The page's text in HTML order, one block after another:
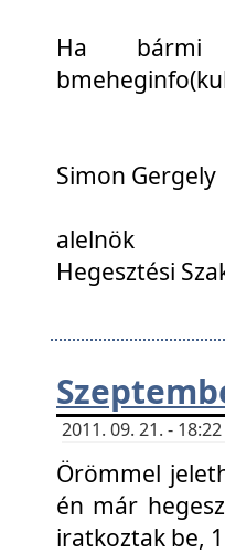
Ha
Simon Gergely
alelnök
Hegesztési
2011. 09. 21. -
Örömmel
én már
iratkoztak be,